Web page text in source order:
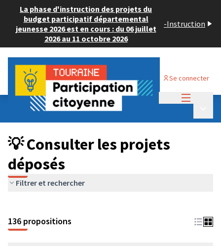
La phase d'instruction des projets du
budget participatif départemental
jeunesse 2026 est en cours : du 06 juillet
2026 au 11 octobre 2026
-Instruction
Se connecter
Budget Participatif JEUNESSE 2024
💡 Consulter les projets déposés
💡 Consulter les projets
déposés
Filtrer et rechercher
136 propositions